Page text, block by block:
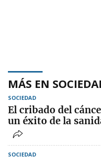
MÁS EN
SOCIEDAD
El cribado del
un éxito de la
SOCIEDAD